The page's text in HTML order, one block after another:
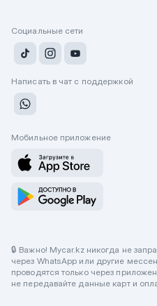
Социальные сети
Написать в чат с поддержкой
Мобильное приложение
🔒 Важно! Mycar.kz никогда не
через WhatsApp или другие
проводятся только через
не передавайте данные карт и